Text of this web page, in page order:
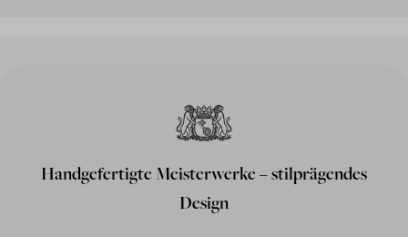
Handgefertigte Meisterwerke – stilprägendes
Design